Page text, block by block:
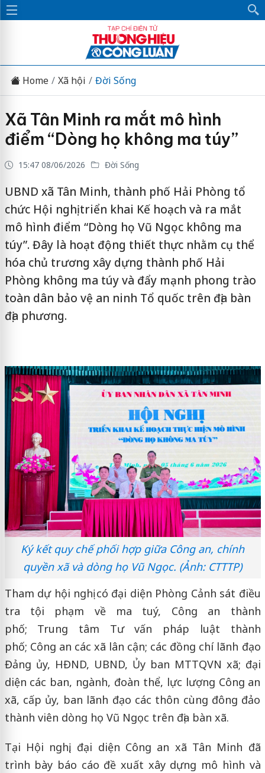
Home Xã hội Đời Sống
Xã Tân Minh ra mắt mô hình
điểm “Dòng họ không ma túy”
15:47 08/06/2026 Đời Sống
UBND xã Tân Minh, thành phố Hải Phòng tổ
chức Hội nghị triển khai Kế hoạch và ra mắt
mô hình điểm “Dòng họ Vũ Ngọc không ma
túy”. Đây là hoạt động thiết thực nhằm cụ thể
hóa chủ trương xây dựng thành phố Hải
Phòng không ma túy và đẩy mạnh phong trào
toàn dân bảo vệ an ninh Tổ quốc trên địa bàn
địa phương.
Ký kết quy chế phối hợp giữa Công an, chính
quyền xã và dòng họ Vũ Ngọc. (Ảnh: CTTTP)
Tham dự hội nghị có đại diện Phòng Cảnh sát điều
tra tội phạm về ma tuý, Công an thành
phố; Trung tâm Tư vấn pháp luật thành
phố; Công an các xã lân cận; các đồng chí lãnh đạo
Đảng ủy, HĐND, UBND, Ủy ban MTTQVN xã; đại
diện các ban, ngành, đoàn thể, lực lượng Công an
xã, cấp ủy, ban lãnh đạo các thôn cùng đông đảo
thành viên dòng họ Vũ Ngọc trên địa bàn xã.
Tại Hội nghị, đại diện Công an xã Tân Minh đã
trình bày báo cáo đề xuất xây dựng mô hình và